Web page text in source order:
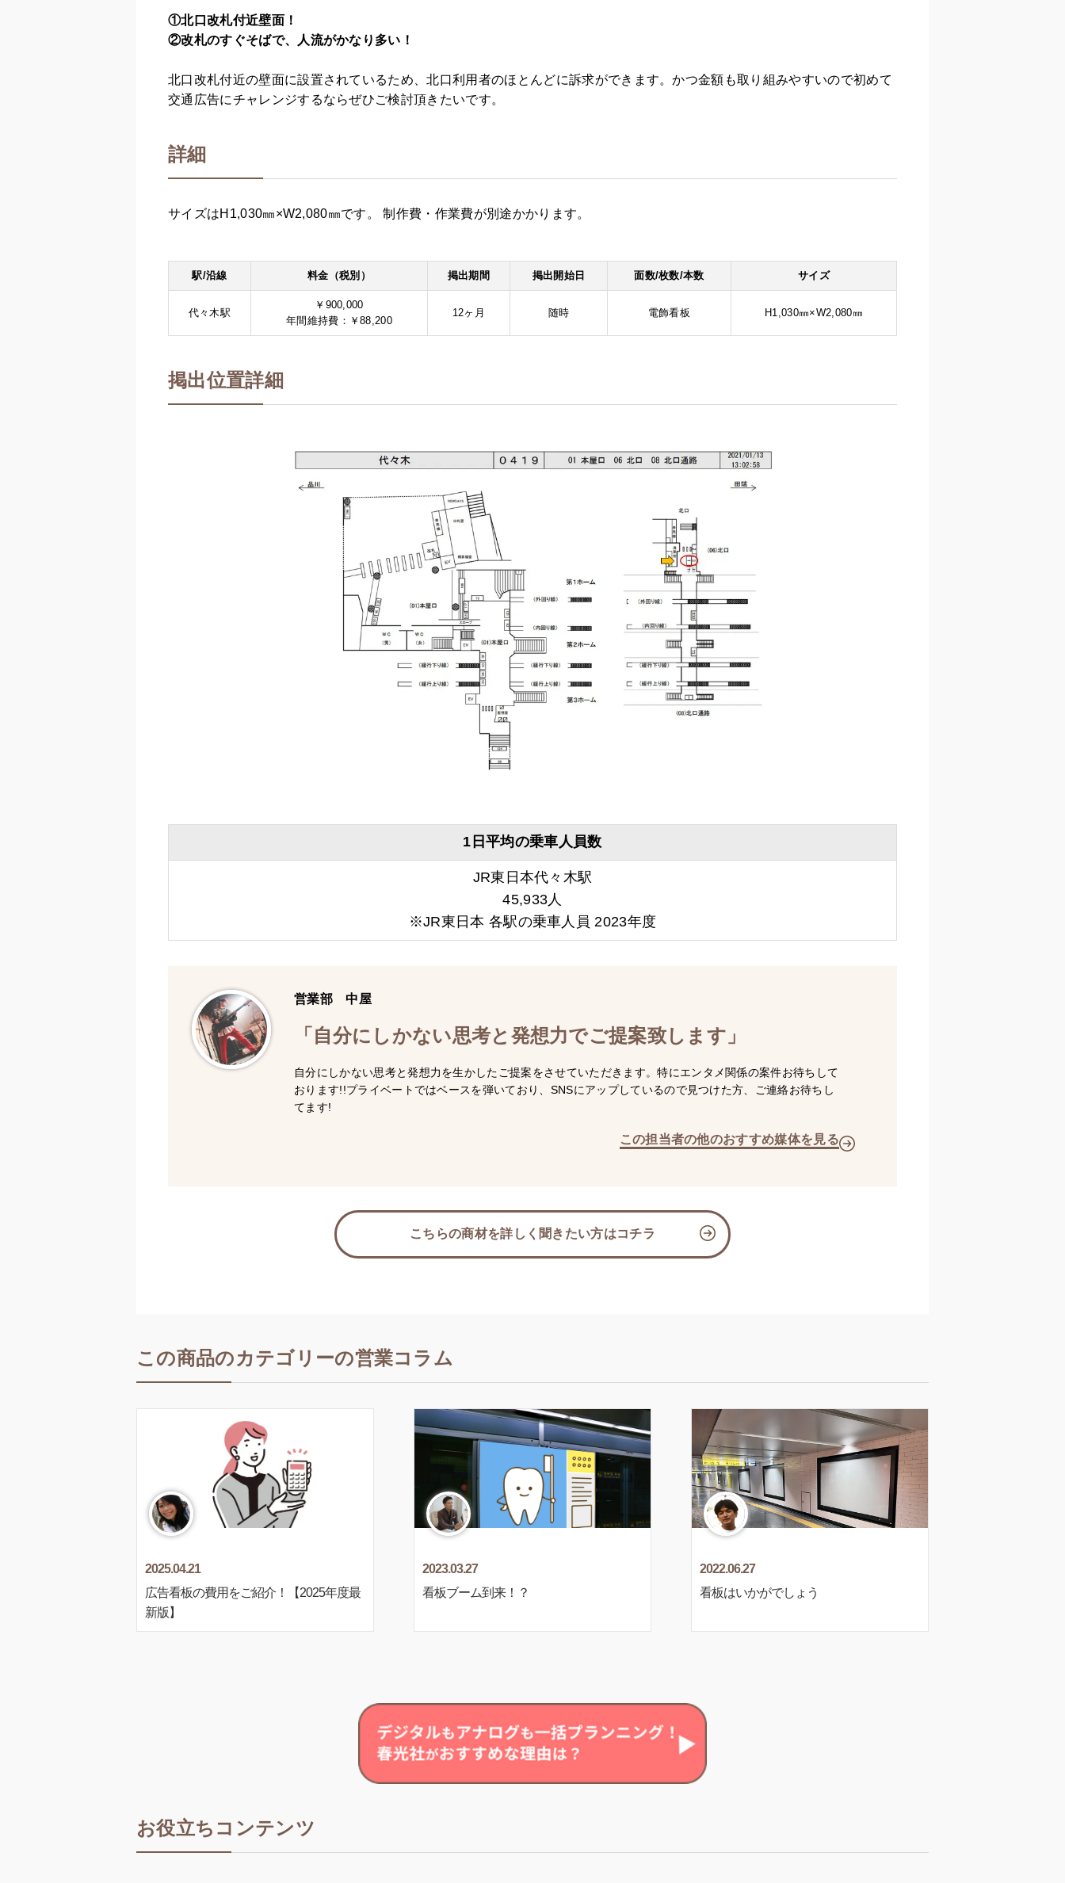
①北口改札付近壁面！
②改札のすぐそばで、人流がかなり多い！
北口改札付近の壁面に設置されているため、北口利用者のほとんどに訴求ができます。かつ金額も取り組みやすいので初めて
交通広告にチャレンジするならぜひご検討頂きたいです。
詳細
サイズはH1,030㎜×W2,080㎜です。 制作費・作業費が別途かかります。
駅/沿線 料金（税別） 掲出期間 掲出開始日 面数/枚数/本数 サイズ
代々木駅
￥900,000
年間維持費：￥88,200
12ヶ月 随時 電飾看板 H1,030㎜×W2,080㎜
掲出位置詳細
1日平均の乗車人員数
JR東日本代々木駅
45,933人
※JR東日本 各駅の乗車人員 2023年度
営業部 中屋
「自分にしかない思考と発想力でご提案致します」
自分にしかない思考と発想力を生かしたご提案をさせていただきます。特にエンタメ関係の案件お待ちして
おります!!プライベートではベースを弾いており、SNSにアップしているので見つけた方、ご連絡お待ちし
てます!
この担当者の他のおすすめ媒体を見る
こちらの商材を詳しく聞きたい方はコチラ
この商品のカテゴリーの営業コラム
2025.04.21
広告看板の費用をご紹介！【2025年度最
新版】
2023.03.27
看板ブーム到来！？
2022.06.27
看板はいかがでしょう
お役立ちコンテンツ